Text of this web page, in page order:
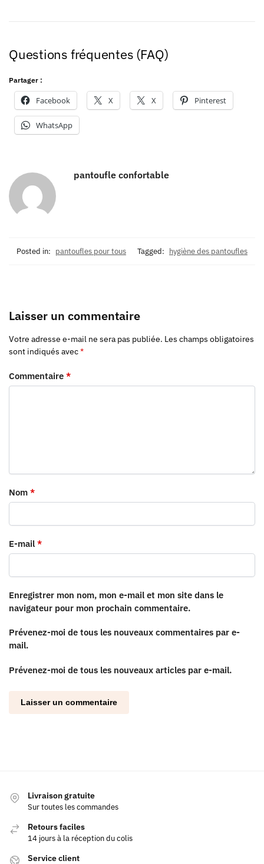
Questions fréquentes (FAQ)
Partager :
Facebook X X Pinterest
WhatsApp
pantoufle confortable
Posted in: pantoufles pour tous Tagged: hygiène des pantoufles
Laisser un commentaire
Votre adresse e-mail ne sera pas publiée. Les champs obligatoires
sont indiqués avec*
Commentaire *
Nom *
E-mail *
Enregistrer mon nom, mon e-mail et mon site dans le
navigateur pour mon prochain commentaire.
Prévenez-moi de tous les nouveaux commentaires par e-
mail.
Prévenez-moi de tous les nouveaux articles par e-mail.
Livraison gratuite
Sur toutes les commandes
Retours faciles
14 jours à la réception du colis
Service client